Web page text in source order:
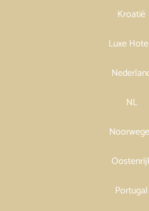
Kroatië
Luxe
NL
Portugal